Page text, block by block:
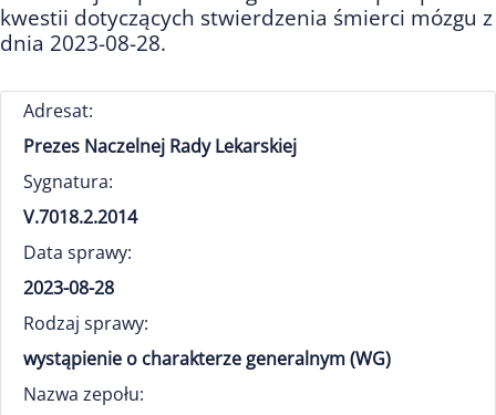
kwestii dotyczących stwierdzenia śmierci mózgu z
dnia 2023-08-28.
Adresat:
Prezes Naczelnej Rady Lekarskiej
Sygnatura:
V.7018.2.2014
Data sprawy:
2023-08-28
Rodzaj sprawy:
wystąpienie o charakterze generalnym (WG)
Nazwa zepołu: